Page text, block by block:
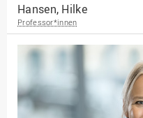
Fakultät
Agrarwissenschaften und
Landschaftsarchitektur
Ingenieurwissenschaften
und Informatik
Hansen, Hilke
Professor*innen